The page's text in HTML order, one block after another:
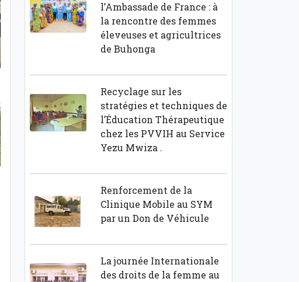
l’Ambassade de France : à
la rencontre des femmes
éleveuses et agricultrices
de Buhonga
Recyclage sur les
stratégies et techniques de
l’Éducation Thérapeutique
chez les PVVIH au Service
Yezu Mwiza .
Renforcement de la
Clinique Mobile au SYM
par un Don de Véhicule
La journée Internationale
des droits de la femme au